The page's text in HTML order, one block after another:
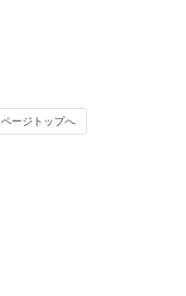
ページトップへ